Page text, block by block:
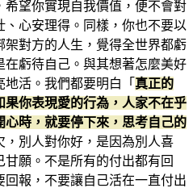
望你實現自我價值，便不會對
心安理得。同樣，你也不要以
架對方的人生，覺得全世界都虧
虧待自己。與其想著怎麼美好
活。我們都要明白「 真正的
你表現愛的行為，人家不在乎
時，就要停下來，思考自己的
，別人對你好，是因為別人喜
願。不是所有的付出都有回
報，不要讓自己活在一直付出